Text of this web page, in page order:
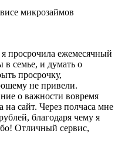
просрочила ежемесячный
семье, и думать о
просрочку,
не привели.
о важности вовремя
сайт. Через полчаса мне
благодаря чему я
Отличный сервис,